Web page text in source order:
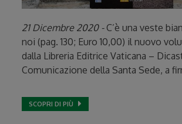
21 Dicembre 2020 - C’è una veste
noi (pag. 130; Euro 10,00) il nuovo
dalla Libreria Editrice Vaticana –
Comunicazione della Santa Sede, a
SCOPRI DI PIÙ